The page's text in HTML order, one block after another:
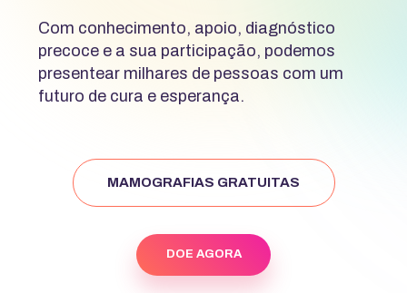
Com conhecimento, apoio, diagnóstico
precoce e a sua participação, podemos
presentear milhares de pessoas com um
futuro de cura e esperança.
MAMOGRAFIAS GRATUITAS
DOE AGORA